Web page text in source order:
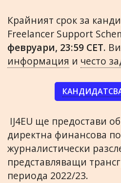
Крайният срок за
Freelancer Support
февруари, 23:59 CET.
информация и често
IJ4EU ще предостави
директна финансова
журналистически
представляващи
периода 2022/23.